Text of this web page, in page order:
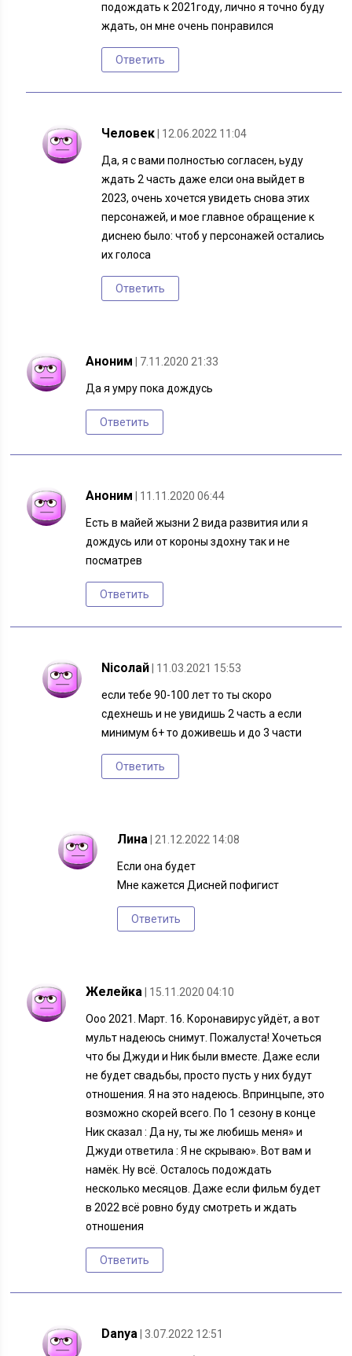
подождать к 2021году, лично я точно буду
ждать, он мне очень понравился
Ответить
Человек | 12.06.2022 11:04
Да, я с вами полностью согласен, ьуду
ждать 2 часть даже елси она выйдет в
2023, очень хочется увидеть снова этих
персонажей, и мое главное обращение к
диснею было: чтоб у персонажей остались
их голоса
Ответить
Аноним | 7.11.2020 21:33
Да я умру пока дождусь
Ответить
Аноним | 11.11.2020 06:44
Есть в майей жызни 2 вида развития или я
дождусь или от короны здохну так и не
посматрев
Ответить
Nicолай | 11.03.2021 15:53
если тебе 90-100 лет то ты скоро
сдехнешь и не увидишь 2 часть а если
минимум 6+ то доживешь и до 3 части
Ответить
Лина | 21.12.2022 14:08
Если она будет
Мне кажется Дисней пофигист
Ответить
Желейка | 15.11.2020 04:10
Ооо 2021. Март. 16. Коронавирус уйдёт, а вот
мульт надеюсь снимут. Пожалуста! Хочеться
что бы Джуди и Ник были вместе. Даже если
не будет свадьбы, просто пусть у них будут
отношения. Я на это надеюсь. Впринцыпе, это
возможно скорей всего. По 1 сезону в конце
Ник сказал : Да ну, ты же любишь меня» и
Джуди ответила : Я не скрываю». Вот вам и
намёк. Ну всё. Осталось подождать
несколько месяцов. Даже если фильм будет
в 2022 всё ровно буду смотреть и ждать
отношения
Ответить
Danya | 3.07.2022 12:51